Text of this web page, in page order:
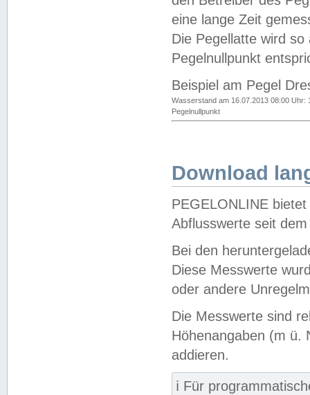
eine lange Zeit
Die Pegellatte wird
Pegelnullpunkt
Beispiel am Pegel
Wasserstand am 16.07.2013 08:00 Uhr:
Pegelnullpunkt
Download
PEGELONLINE
Abflusswerte seit
Bei den
Diese Messwerte
oder andere
Die Messwerte sind
Höhenangaben (m ü.
addieren.
ℹ️ Für